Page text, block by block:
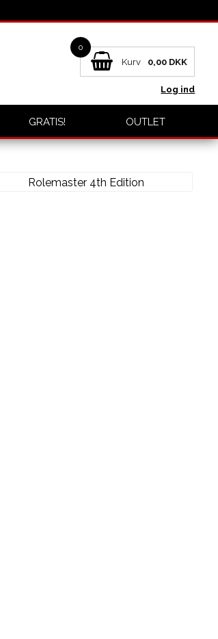
0
Kurv 0,00 DKK
Log ind
GRATIS! OUTLET
Rolemaster 4th Edition